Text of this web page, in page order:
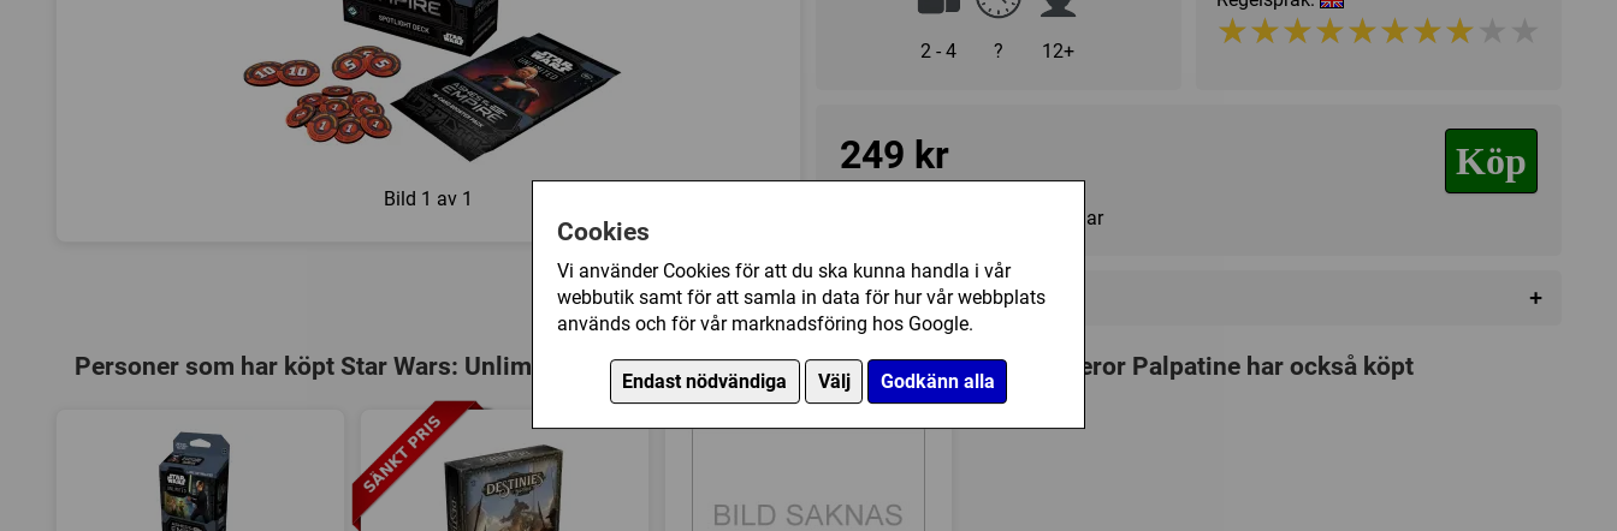
Cookies
Vi använder Cookies för att du ska kunna handla i vår
webbutik samt för att samla in data för hur vår webbplats
används och för vår marknadsföring hos Google.
Endast nödvändiga Välj Godkänn alla
Bild 1 av 1
2 - 4 ? 12+ ★★★★★★★★★★
★★★★★★★★★★
249 kr Köp
I lager, leveranstid 1-3 vardagar
Övrig information +
Speltyp: Kortspel
Serie: Star Wars: Unlimited (TCG)
Kategori: 2-spelare,Rymden
Försälj. rank:
Personer som har köpt Star Wars: Unlimited - Ashes of the Empire - Spotlight Deck: Emperor Palpatine har också köpt